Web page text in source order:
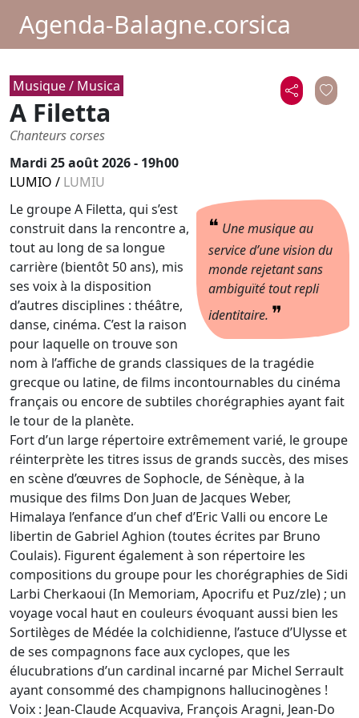
Agenda-Balagne.corsica
Musique / Musica
A Filetta
Chanteurs corses
Mardi 25 août 2026 - 19h00
LUMIO / LUMIU
❝ Une musique au
service d’une vision du
monde rejetant sans
ambiguïté tout repli
identitaire. ❞
Le groupe A Filetta, qui s’est
construit dans la rencontre a,
tout au long de sa longue
carrière (bientôt 50 ans), mis
ses voix à la disposition
d’autres disciplines : théâtre,
danse, cinéma. C’est la raison
pour laquelle on trouve son
nom à l’affiche de grands classiques de la tragédie
grecque ou latine, de films incontournables du cinéma
français ou encore de subtiles chorégraphies ayant fait
le tour de la planète.
Fort d’un large répertoire extrêmement varié, le groupe
réinterprète les titres issus de grands succès, des mises
en scène d’œuvres de Sophocle, de Sénèque, à la
musique des films Don Juan de Jacques Weber,
Himalaya l’enfance d’un chef d’Eric Valli ou encore Le
libertin de Gabriel Aghion (toutes écrites par Bruno
Coulais). Figurent également à son répertoire les
compositions du groupe pour les chorégraphies de Sidi
Larbi Cherkaoui (In Memoriam, Apocrifu et Puz/zle) ; un
voyage vocal haut en couleurs évoquant aussi bien les
Sortilèges de Médée la colchidienne, l’astuce d’Ulysse et
de ses compagnons face aux cyclopes, que les
élucubrations d’un cardinal incarné par Michel Serrault
ayant consommé des champignons hallucinogènes !
Voix : Jean-Claude Acquaviva, François Aragni, Jean-Do